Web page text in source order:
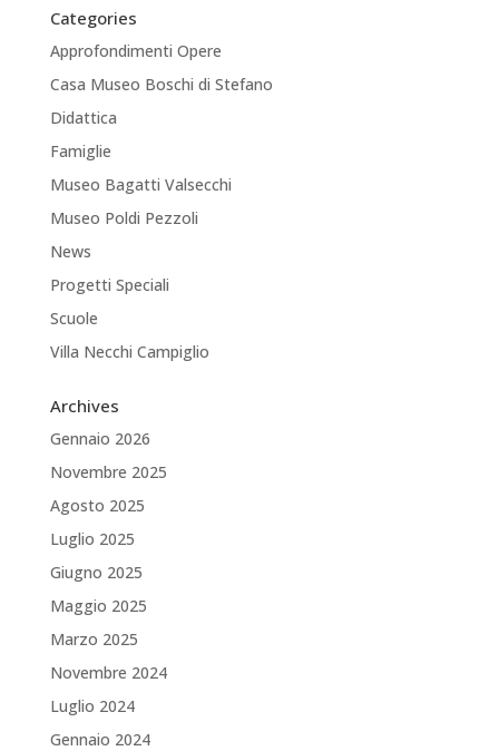
Categories
Approfondimenti Opere
Casa Museo Boschi di Stefano
Didattica
Famiglie
Museo Bagatti Valsecchi
Museo Poldi Pezzoli
News
Progetti Speciali
Scuole
Villa Necchi Campiglio
Archives
Gennaio 2026
Novembre 2025
Agosto 2025
Luglio 2025
Giugno 2025
Maggio 2025
Marzo 2025
Novembre 2024
Luglio 2024
Gennaio 2024